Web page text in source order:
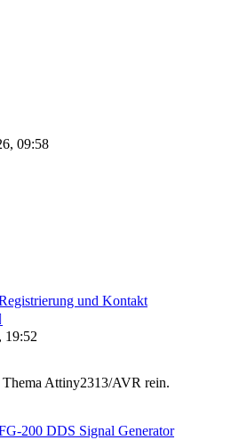
09:58
und Kontakt
Beitrag
19:52
Attiny2313/AVR rein.
200 DDS Signal Generator